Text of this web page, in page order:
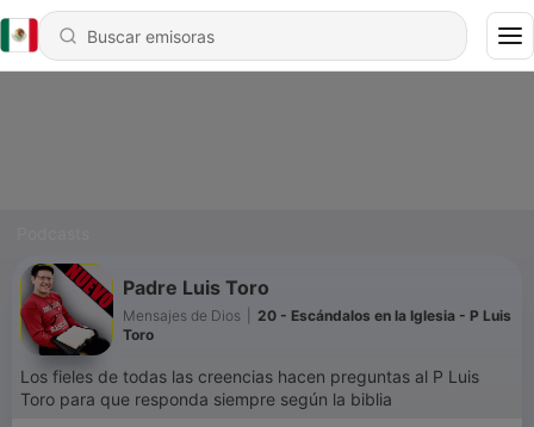
Padre Luis Toro
Mensajes de Dios
20 - Escándalos en la Iglesia - P Luis
Toro
Los fieles de todas las creencias hacen preguntas al P Luis
Toro para que responda siempre según la biblia